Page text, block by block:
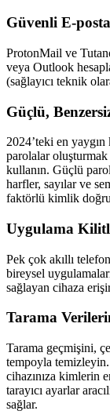
Güvenli E-
ProtonMail ve
veya Outlook
(sağlayıcı teknik
Güçlü,
2024’teki en
parolalar
kullanın. Güçlü
harfler, sayılar ve
faktörlü kimlik
Uygulama
Pek çok akıllı
bireysel
sağlayan cihaza
Tarama
Tarama geçmişini,
tempoyla
cihazınıza kimlerin
tarayıcı ayarlar
sağlar.